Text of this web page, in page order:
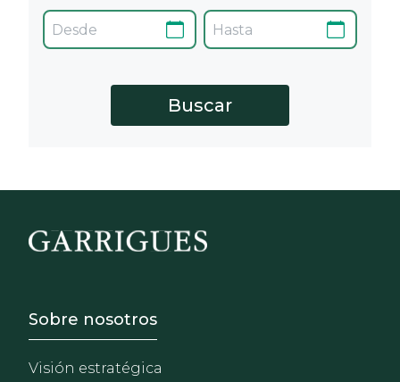
Footer - Sobre Nosotros
Sobre nosotros
Visión estratégica